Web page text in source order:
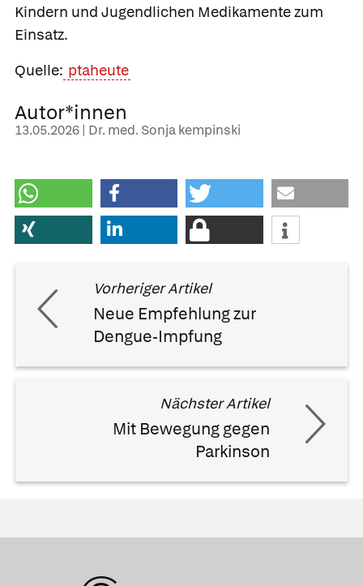
Kindern und Jugendlichen Medikamente zum
Einsatz.
Quelle: ptaheute
Autor*innen
13.05.2026 | Dr. med. Sonja kempinski
Vorheriger Artikel
Neue Empfehlung zur
Dengue-Impfung
Nächster Artikel
Mit Bewegung gegen
Parkinson